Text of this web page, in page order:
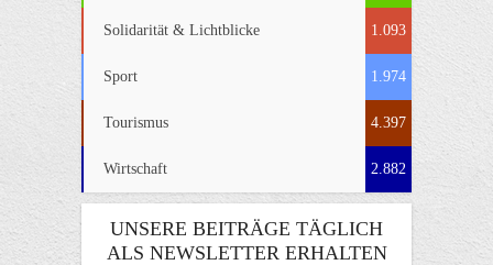
Solidarität & Lichtblicke 1.093
Sport 1.974
Tourismus 4.397
Wirtschaft 2.882
UNSERE BEITRÄGE TÄGLICH
ALS NEWSLETTER ERHALTEN